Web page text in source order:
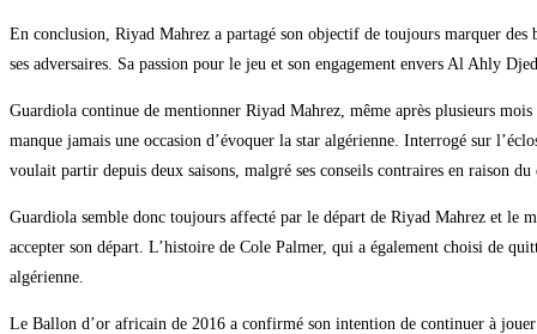
En conclusion, Riyad Mahrez a partagé son objectif de toujours marquer des
ses adversaires. Sa passion pour le jeu et son engagement envers Al Ahly
Guardiola continue de mentionner Riyad Mahrez, même après plusieurs
manque jamais une occasion d’évoquer la star algérienne. Interrogé sur
voulait partir depuis deux saisons, malgré ses conseils contraires en raison du
Guardiola semble donc toujours affecté par le départ de Riyad Mahrez et le
accepter son départ. L’histoire de Cole Palmer, qui a également choisi de
algérienne.
Le Ballon d’or africain de 2016 a confirmé son intention de continuer à